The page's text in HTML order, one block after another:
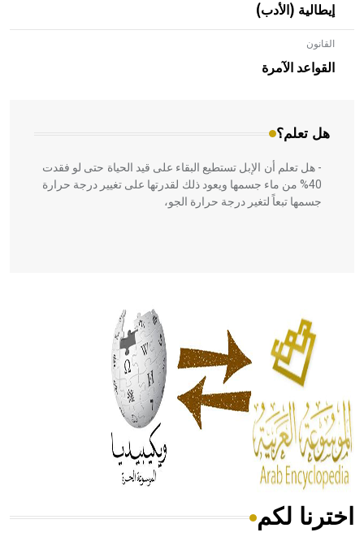
إيطالية (الأدب)
القانون
القواعد الآمرة
هل تعلم؟
- هل تعلم أن الأبلق نوع من الفنون الهندسية التي ارتبطت
بالعمارة الإسلامية في بلاد الشام ومصر خاصة، حيث يحرص
المعمار على بناء مداميكه وخاصة في الواجهات
- هل تعلم أن الإبل تستطيع البقاء على قيد الحياة حتى لو فقدت
40% من ماء جسمها ويعود ذلك لقدرتها على تغيير درجة حرارة
جسمها تبعاً لتغير درجة حرارة الجو،
الحكم، الأدلة، تنظيم التغذية، ورسالته في جروح الرأس. ويعود
له الفضل بأنه حرر الطب من الدين والفلسفة.
- هل تعلم أن المرجان إفراز حيواني يتكون في البحر ويتركب
من مادة كربونات الكلسيوم، وهو أحمر أو شديد الحمرة وهو
أجود أنواعه، ويمتاز بكبر الحجم ويسمى الش
هل تعلم أن الأبسيد كلمة فرنسية اللفظ تم اعتمادها مصطلحاً
اخترنا لكم